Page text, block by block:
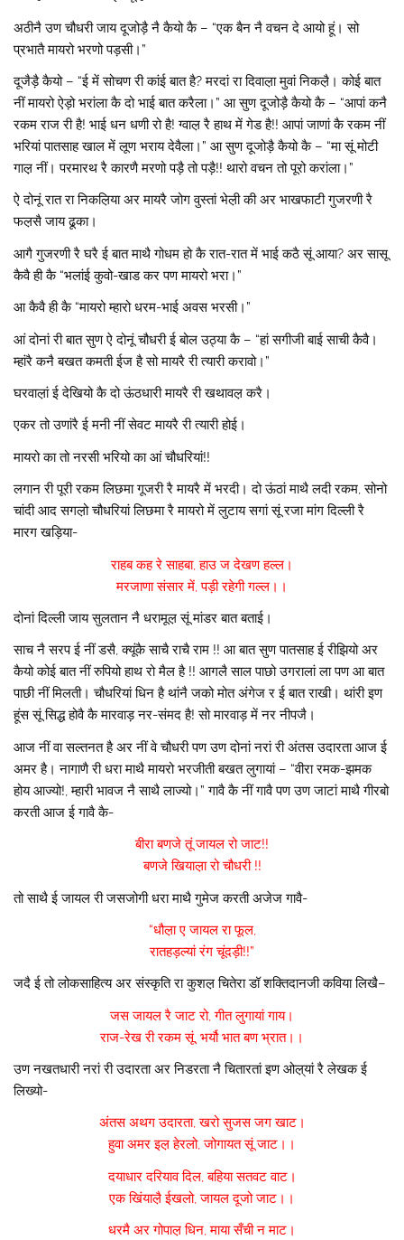
अठीनै उण चौधरी जाय दूजोड़ै नै कैयो कै – “एक बैन नै वचन दे आयो हूं। सो
प्रभातै मायरो भरणो पड़सी।”
दूजैड़ै कैयो – “ई में सोचण री कांई बात है? मरदां रा दिवाल़ा मुवां निकल़ै। कोई बात
नीं मायरो ऐड़ो भरांला कै दो भाई बात करैला।” आ सुण दूजोड़ै कैयो कै – “आपां कनै
रकम राज री है! भाई धन धणी रो है! ग्वाल़ रै हाथ में गेड है!! आपां जाणां कै रकम नीं
भरियां पातसाह खाल में लूण भराय देवैला।” आ सुण दूजोड़ै कैयो कै – “मा सूं मोटी
गाल़़ नीं। परमारथ रै कारणै मरणो पड़ै तो पड़ै!! थारो वचन तो पूरो करांला।”
ऐ दोनूं रात रा निकल़िया अर मायरै जोग वुस्तां भेल़ी की अर भाखफाटी गुजरणी रै
फल़सै जाय ढूका।
आगै गुजरणी रै घरै ई बात माथै गोधम हो कै रात-रात में भाई कठै सूं आया? अर सासू
कैवै ही कै “भलांई कुवो-खाड कर पण मायरो भरा।”
आ कैवै ही कै “मायरो म्हारो धरम-भाई अवस भरसी।”
आं दोनां री बात सुण ऐ दोनूं चौधरी ई बोल उठ्या कै – “हां सगीजी बाई साची कैवै।
म्हांरै कनै बखत कमती ईज है सो मायरै री त्यारी करावो।”
घरवाल़ां ई देखियो कै दो ऊंठधारी मायरै री खथावल़ करै।
एकर तो उणांरै ई मनी नीं सेवट मायरै री त्यारी होई।
मायरो का तो नरसी भरियो का आं चौधरियां!!
लगान री पूरी रकम लिछमा गूजरी रै मायरै में भरदी। दो ऊंठां माथै लदी रकम, सोनो
चांदी आद सगल़ो चौधरियां लिछमा रै मायरो में लुटाय सगां सूं रजा मांग दिल्ली रै
मारग खड़िया-
राहब कह रे साहबा, हाउ ज देखण हल्ल।
मरजाणा संसार में, पड़ी रहेगी गल्ल।।
दोनां दिल्ली जाय सुलतान नै धरामूल़ सूं मांडर बात बताई।
साच नै सरप ई नीं डसै, क्यूंकै साचै राचै राम !! आ बात सुण पातसाह ई रीझियो अर
कैयो कोई बात नीं रुपियो हाथ रो मैल है !! आगलै साल पाछो उगरालां ला पण आ बात
पाछी नीं मिलती। चौधरियां धिन है थांनै जको मोत अंगेज र ई बात राखी। थांरी इण
हूंस सूं सिद्ध होवै कै मारवाड़ नर-संमद है! सो मारवाड़ में नर नीपजै।
आज नीं वा सल्तनत है अर नीं वे चौधरी पण उण दोनां नरां री अंतस उदारता आज ई
अमर है। नागाणै री धरा माथै मायरो भरजीती बखत लुगायां – “वीरा रमक-झमक
होय आज्यो!, म्हारी भावज नै साथै लाज्यो।” गावै कै नीं गावै पण उण जाटां माथै गीरबो
करती आज ई गावै कै-
बीरा बणजे तूं जायल रो जाट!!
बणजे खियाल़ा रो चौधरी !!
तो साथै ई जायल री जसजोगी धरा माथै गुमेज करती अजेज गावै-
“धौल़ा ए जायल रा फूल,
रातहड़ल्यां रंग चूंदड़ी!!”
जदै ई तो लोकसाहित्य अर संस्कृति रा कुशल़ चितेरा डॉ शक्तिदानजी कविया लिखै–
जस जायल रै जाट रो,गीत लुगायां गाय।
राज-रेख री रकम सूं, भर्यौ भात बण भ्रात।।
उण नखतधारी नरां री उदारता अर निडरता नै चितारतां इण ओल़्यां रै लेखक ई
लिख्यो-
अंतस अथग उदारता,खरो सुजस जग खाट।
हुवा अमर इल़ हेरलो,जोगायत सूं जाट।।
दयाधार दरियाव दिल,बहिया सतवट वाट।
एक खिंयाल़ै ईखलो,जायल दूजो जाट।।
धरमै अर गोपाल़ धिन,माया सँची न माट।